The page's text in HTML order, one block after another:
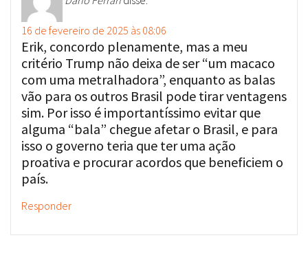
16 de fevereiro de 2025 às 08:06
Erik, concordo plenamente, mas a meu
critério Trump não deixa de ser “um macaco
com uma metralhadora”, enquanto as balas
vão para os outros Brasil pode tirar ventagens
sim. Por isso é importantíssimo evitar que
alguma “bala” chegue afetar o Brasil, e para
isso o governo teria que ter uma ação
proativa e procurar acordos que beneficiem o
país.
Responder